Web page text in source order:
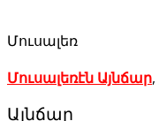
Մուսալեռ
Մուսալեռէն Այնճար,
Այնճար